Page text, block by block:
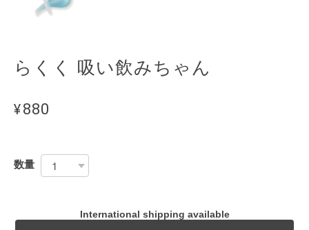
らくく 吸い飲みちゃん
¥880
数量
International shipping available